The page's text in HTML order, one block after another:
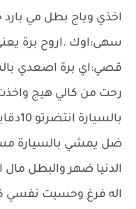
اخذي وياج بطل مي بارد
سهى:اوك .اروح برة
قصي:اي برة اصعدي
رحت من كالي هيج
بالسيارة انتضرتو 10دقايق وأجه
ضل يمشي بالسيارة
الدنيا ضهر والبطل
اله فرغ وحسيت نفسي